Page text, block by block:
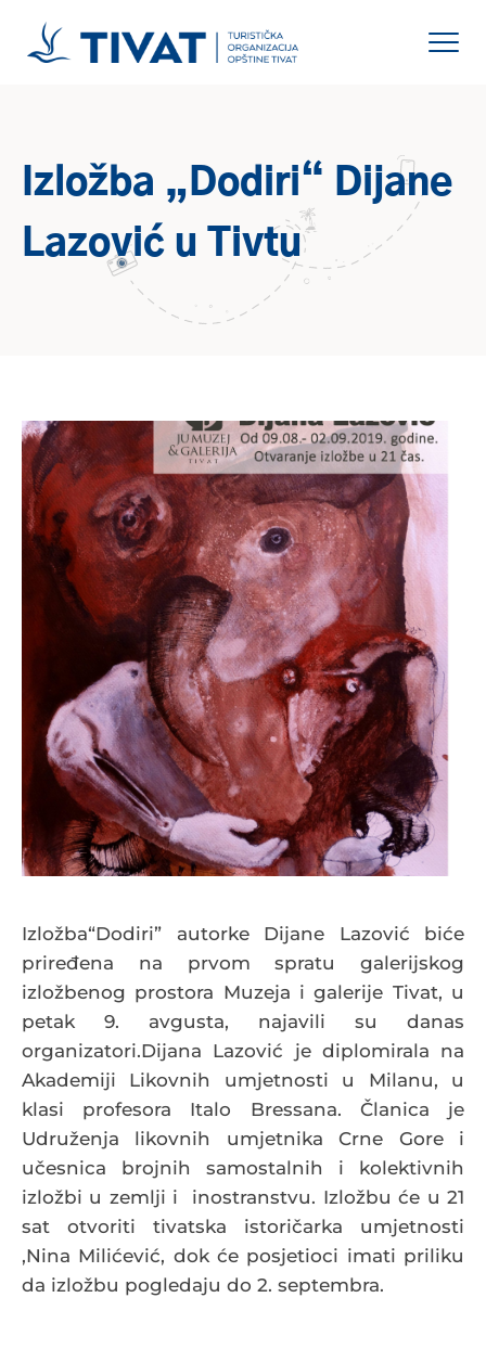
Izložba „Dodiri“ Dijane
Lazović u Tivtu
Izložba“Dodiri” autorke Dijane Lazović biće
priređena na prvom spratu galerijskog
izložbenog prostora Muzeja i galerije Tivat, u
petak 9. avgusta, najavili su danas
organizatori.Dijana Lazović je diplomirala na
Akademiji Likovnih umjetnosti u Milanu, u
klasi profesora Italo Bressana. Članica je
Udruženja likovnih umjetnika Crne Gore i
učesnica brojnih samostalnih i kolektivnih
izložbi u zemlji i inostranstvu. Izložbu će u 21
sat otvoriti tivatska istoričarka umjetnosti
,Nina Milićević, dok će posjetioci imati priliku
da izložbu pogledaju do 2. septembra.